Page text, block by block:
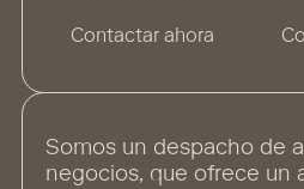
Contactar ahora
Somos un despacho de
negocios, que ofrece un